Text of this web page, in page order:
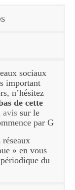
sociaux
important
n’hésitez
de cette
avis sur le
par G
» en vous
du